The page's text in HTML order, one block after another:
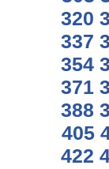
320
337
354
371
388
405
422